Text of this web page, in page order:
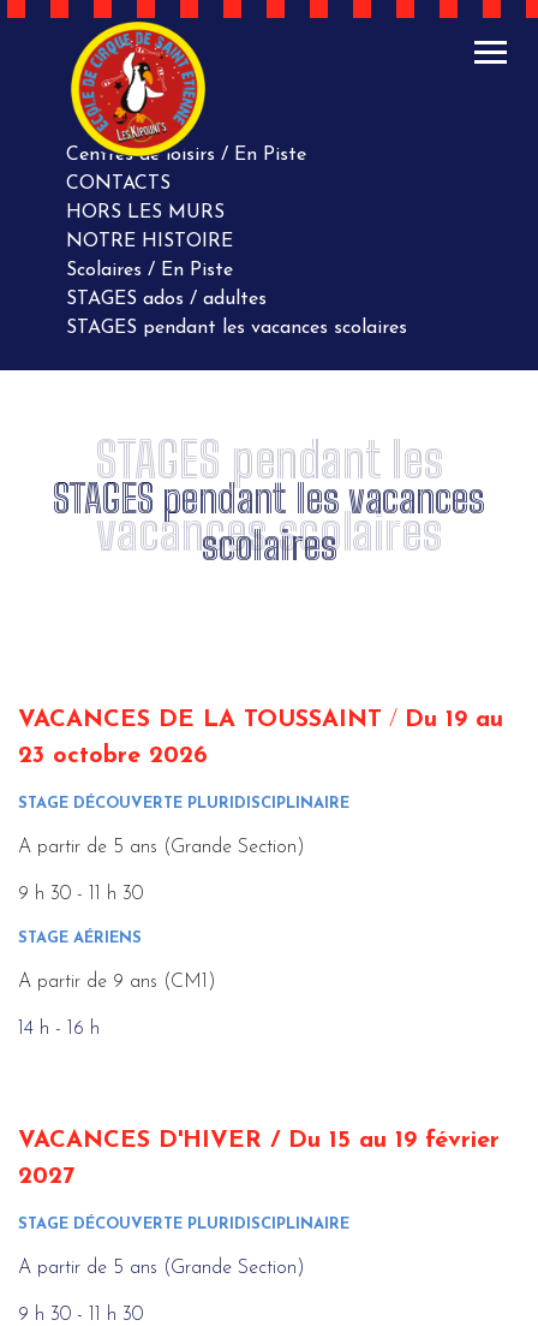
ACTUALITÉS
AGENDA
AGENDA
Centres de loisirs / En Piste
CONTACTS
HORS LES MURS
NOTRE HISTOIRE
Scolaires / En Piste
STAGES ados / adultes
STAGES pendant les vacances scolaires
STAGES pendant les
vacances scolaires
STAGES pendant les vacances
scolaires
VACANCES DE LA TOUSSAINT / Du 19 au
23 octobre 2026
STAGE DÉCOUVERTE PLURIDISCIPLINAIRE
A partir de 5 ans (Grande Section)
9 h 30 - 11 h 30
STAGE AÉRIENS
A partir de 9 ans (CM1)
14 h - 16 h
VACANCES D'HIVER / Du 15 au 19 février
2027
STAGE DÉCOUVERTE PLURIDISCIPLINAIRE
A partir de 5 ans (Grande Section)
9 h 30 - 11 h 30